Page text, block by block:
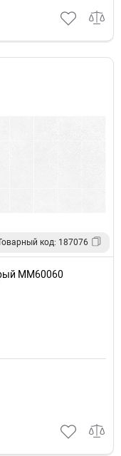
код: 187076
ММ60060